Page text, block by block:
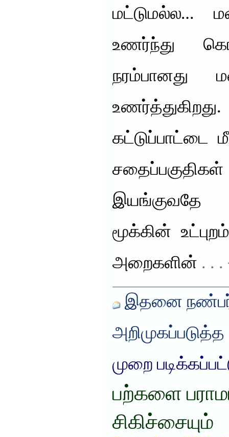
மட்டுமல்ல…
உணர்ந்து
நரம்பானது
கட்டுப்பாட்டை
இயங்குவதே
மூக்கின்
அறைகளின் . .
இதனை
அறிமுகப்படுத்த
முறை
பற்களை
சிகிச்சையும்